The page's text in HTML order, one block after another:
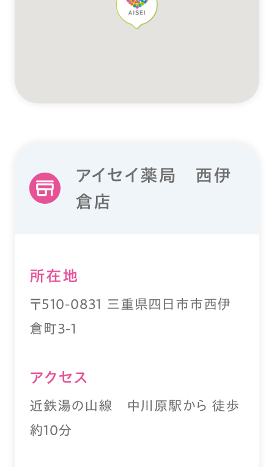
アイセイ薬局 西伊
倉店
所在地
〒510-0831 三重県四日市市西伊
倉町3-1
アクセス
近鉄湯の山線 中川原駅から 徒歩
約10分